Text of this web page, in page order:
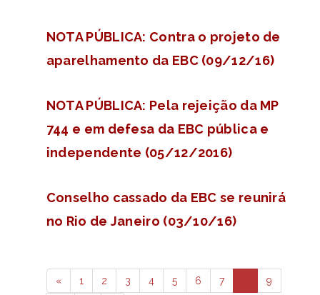
NOTA PÚBLICA: Contra o projeto de
aparelhamento da EBC (09/12/16)
NOTA PÚBLICA: Pela rejeição da MP
744 e em defesa da EBC pública e
independente (05/12/2016)
Conselho cassado da EBC se reunirá
no Rio de Janeiro (03/10/16)
« 1 2 3 4 5 6 7 9